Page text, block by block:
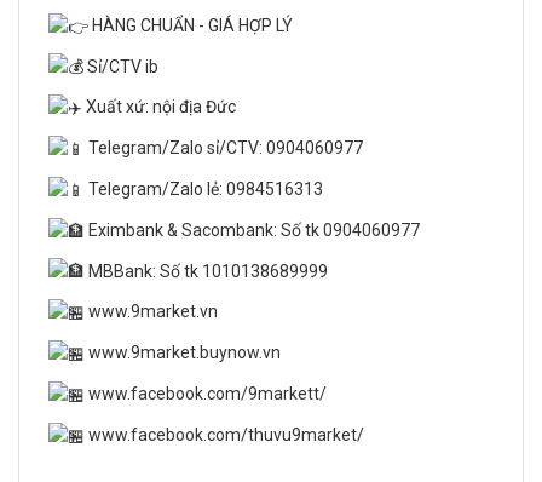
HÀNG CHUẨN - GIÁ HỢP LÝ
Sỉ/CTV ib
Xuất xứ: nội địa Đức
Telegram/Zalo sỉ/CTV: 0904060977
Telegram/Zalo lẻ: 0984516313
Eximbank & Sacombank: Số tk 0904060977
MBBank: Số tk 1010138689999
www.9market.vn
www.9market.buynow.vn
www.facebook.com/9markett/
www.facebook.com/thuvu9market/